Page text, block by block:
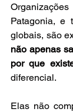
Patagonia, e
não apenas
por que
diferencial.
Elas não